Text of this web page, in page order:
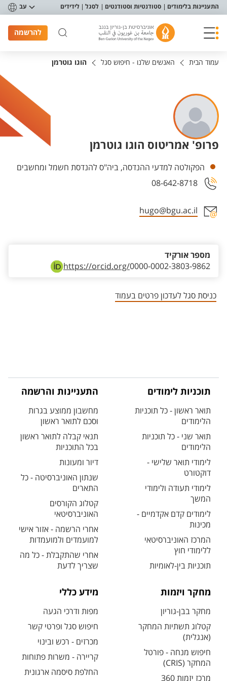
תפריט נגישות
התעניינות בלימודים סטודנטיות וסטודנטים לסגל לידידים עב
להרשמה
עמוד הבית האנשים שלנו - חיפוש סגל הוגו גוטרמן
פרופ' אמריטוס הוגו גוטרמן
יחידותהפקולטה למדעי ההנדסה, ביה"ס להנדסת חשמל ומחשבים
08-642-8718
hugo@bgu.ac.il
https://orcid.org/0000-0002-3803-9862
מספר אורקיד
כניסת סגל לעדכון פרטים בעמוד
תוכניות לימודים
תואר ראשון - כל תוכניות
הלימודים
תואר שני - כל תוכניות
הלימודים
לימודי תואר שלישי -
דוקטורט
לימודי תעודה ולימודי
המשך
לימודים קדם אקדמיים -
מכינות
המרכז האוניברסיטאי
ללימודי חוץ
תוכניות בין-לאומיות
התעניינות והרשמה
מחשבון ממוצע בגרות
וסכם לתואר ראשון
תנאי קבלה לתואר ראשון
בכל התוכניות
דיור ומעונות
שנתון האוניברסיטה - כל
התארים
קטלוג הקורסים
האוניברסיטאי
אחרי הרשמה - אזור אישי
למועמדים ולמועמדות
אחרי שהתקבלת - כל מה
שצריך לדעת
מחקר ויזמות
מחקר בבן-גוריון
קטלוג תשתיות המחקר
(אנגלית)
חיפוש מנחה - פורטל
המחקר (CRIS)
מרכז יזמות 360
מידע כללי
מפות ודרכי הגעה
חיפוש סגל ופרטי קשר
מכרזים - רכש ובינוי
קריירה - משרות פתוחות
החלפת סיסמה ארגונית